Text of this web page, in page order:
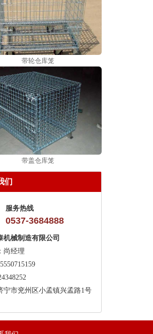
带轮仓库笼
带盖仓库笼
们
服务热线
0537-3684888
机械制造有限公司
尚经理
宁市兖州区小孟镇兴孟路1号